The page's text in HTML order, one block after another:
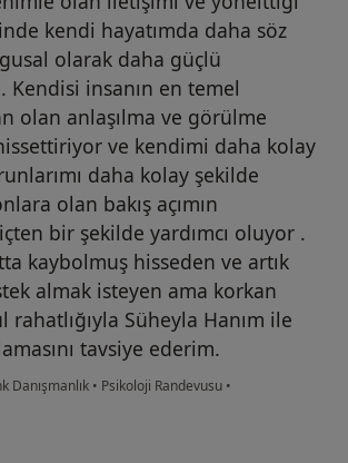
kendi hayatımda daha söz
olarak daha güçlü
Kendisi insanın en temel
olan anlaşılma ve görülme
ve kendimi daha kolay
daha kolay şekilde
olan bakış açımın
bir şekilde yardımcı oluyor .
kaybolmuş hisseden ve artık
almak isteyen ama korkan
rahatlığıyla Süheyla Hanım ile
tavsiye ederim.
Danışmanlık • Psikoloji Randevusu •
göre n...a